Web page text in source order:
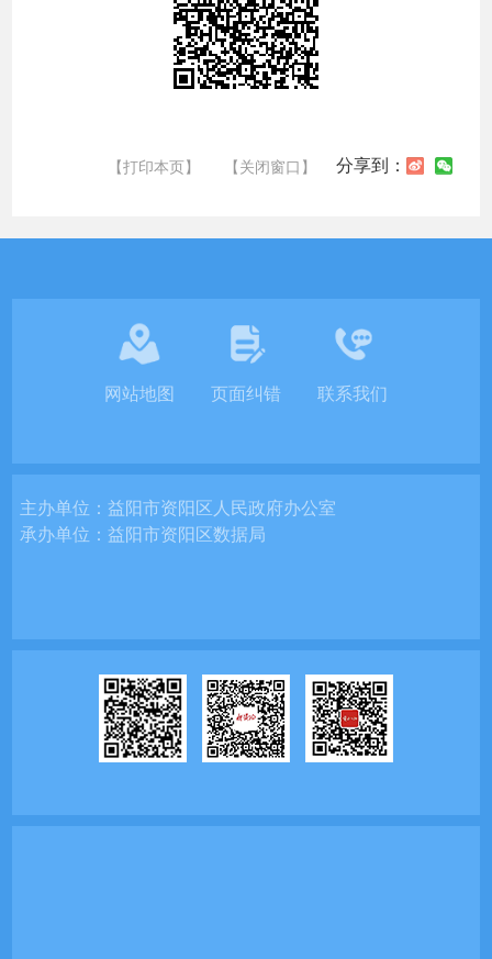
【打印本页】 【关闭窗口】 分享到：
网站地图 页面纠错 联系我们
主办单位：益阳市资阳区人民政府办公室
承办单位：益阳市资阳区数据局